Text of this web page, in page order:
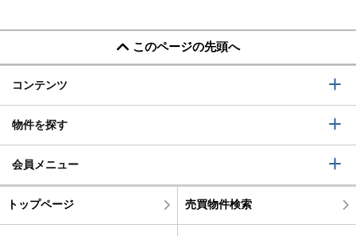
このページの先頭へ
コンテンツ
物件を探す
会員メニュー
トップページ 売買物件検索